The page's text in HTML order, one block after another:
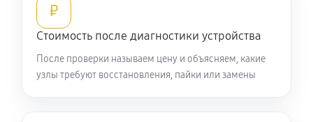
₽
Стоимость после диагностики устройства
После проверки называем цену и объясняем, какие
узлы требуют восстановления, пайки или замены